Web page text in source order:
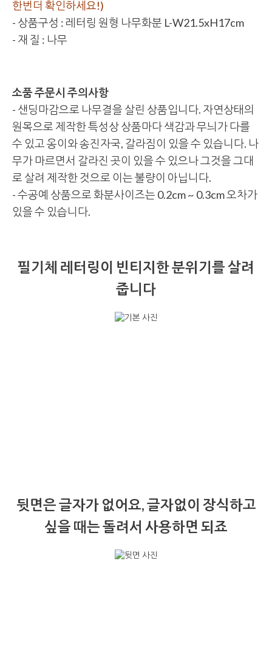
한번더 확인하세요!)
- 상품구성 : 레터링 원형 나무화분 L-W21.5xH17cm
- 재 질 : 나무
소품 주문시 주의사항
- 샌딩마감으로 나무결을 살린 상품입니다. 자연상태의
원목으로 제작한 특성상 상품마다 색감과 무늬가 다를
수 있고 옹이와 송진자국, 갈라짐이 있을 수 있습니다. 나
무가 마르면서 갈라진 곳이 있을 수 있으나 그것을 그대
로 살려 제작한 것으로 이는 불량이 아닙니다.
- 수공예 상품으로 화분사이즈는 0.2cm ~ 0.3cm 오차가
있을 수 있습니다.
필기체 레터링이 빈티지한 분위기를 살려
줍니다
뒷면은 글자가 없어요, 글자없이 장식하고
싶을 때는 돌려서 사용하면 되죠